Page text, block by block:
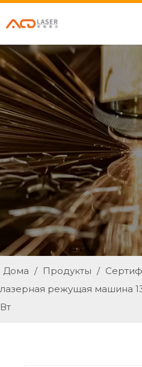
Дома / Продукты /
лазерная режущая машина
Вт